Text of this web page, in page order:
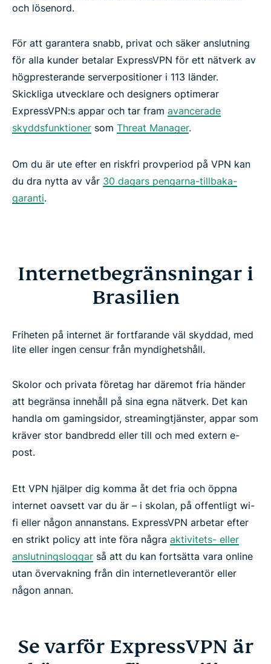
och lösenord.
För att garantera snabb, privat och säker anslutning
för alla kunder betalar ExpressVPN för ett nätverk av
högpresterande serverpositioner i 113 länder.
Skickliga utvecklare och designers optimerar
ExpressVPN:s appar och tar fram avancerade
skyddsfunktioner som Threat Manager.
Om du är ute efter en riskfri provperiod på VPN kan
du dra nytta av vår 30 dagars pengarna-tillbaka-
garanti.
Internetbegränsningar i
Brasilien
Friheten på internet är fortfarande väl skyddad, med
lite eller ingen censur från myndighetshåll.
Skolor och privata företag har däremot fria händer
att begränsa innehåll på sina egna nätverk. Det kan
handla om gamingsidor, streamingtjänster, appar som
kräver stor bandbredd eller till och med extern e-
post.
Ett VPN hjälper dig komma åt det fria och öppna
internet oavsett var du är – i skolan, på offentligt wi-
fi eller någon annanstans. ExpressVPN arbetar efter
en strikt policy att inte föra några aktivitets- eller
anslutningsloggar så att du kan fortsätta vara online
utan övervakning från din internetleverantör eller
någon annan.
Se varför ExpressVPN är